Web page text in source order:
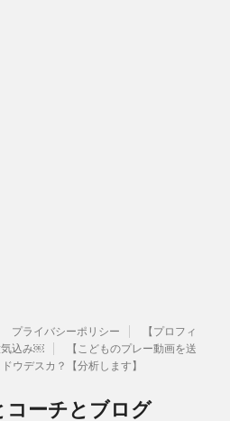
プライバシーポリシー
【プロフィ
気込み￼
【こどものプレー動画を送
ウデスカ？【分析します】
コーチとブログ